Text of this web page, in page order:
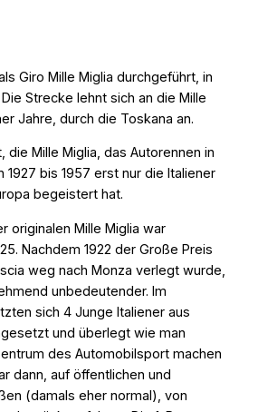
Giro Mille Miglia durchgeführt, in
Strecke lehnt sich an die Mille
Jahre, durch die Toskana an.
die Mille Miglia, das Autorennen in
1927 bis 1957 erst nur die Italiener
begeistert hat.
originalen Mille Miglia war
Nachdem 1922 der Große Preis
weg nach Monza verlegt wurde,
unbedeutender. Im
sich 4 Junge Italiener aus
und überlegt wie man
des Automobilsport machen
dann, auf öffentlichen und
(damals eher normal), von